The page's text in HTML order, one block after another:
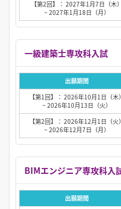
【第2回】： 2027年1月7日（木）
~ 2027年1月18日（月）
出願期間
【第1回】： 2026年10月1日（木）
~ 2026年10月13日（火）
【第2回】： 2026年12月1日（火）
~ 2026年12月7日（月）
出願期間